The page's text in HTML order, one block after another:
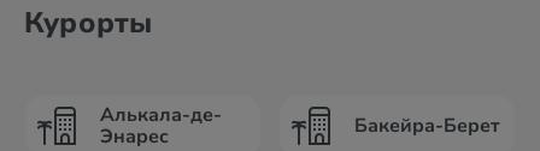
Курорты
Алькала-де-
Энарес
Бакейра-Берет